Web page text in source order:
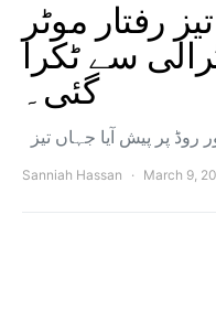
رفتار موٹر
سے ٹکرا
گئی۔
Sanniah Hassan March 9,